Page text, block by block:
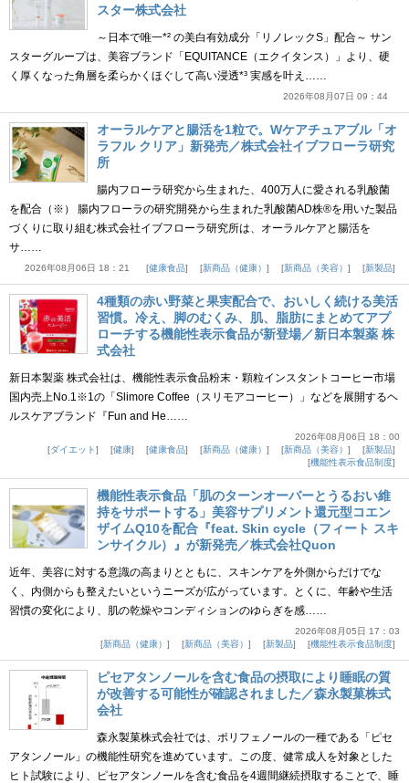
スター株式会社
～日本で唯一*² の美白有効成分「リノレックS」配合～ サン
スターグループは、美容ブランド「EQUITANCE（エクイタンス）」より、硬
く厚くなった角層を柔らかくほぐして高い浸透*³ 実感を叶え……
2026年08月07日 09：44
オーラルケアと腸活を1粒で。Wケアチュアブル「オ
ラフル クリア」新発売／株式会社イブフローラ研究
所
腸内フローラ研究から生まれた、400万人に愛される乳酸菌
を配合（※） 腸内フローラの研究開発から生まれた乳酸菌AD株®を用いた製品
づくりに取り組む株式会社イブフローラ研究所は、オーラルケアと腸活を
サ……
2026年08月06日 18：21 健康食品 新商品（健康） 新商品（美容） 新製品
4種類の赤い野菜と果実配合で、おいしく続ける美活
習慣。冷え、脚のむくみ、肌、脂肪にまとめてアプ
ローチする機能性表示食品が新登場／新日本製薬 株
式会社
新日本製薬 株式会社は、機能性表示食品粉末・顆粒インスタントコーヒー市場
国内売上No.1※1の「Slimore Coffee（スリモアコーヒー）」などを展開するヘ
ルスケアブランド『Fun and He……
2026年08月06日 18：00
ダイエット
健康 健康食品 新商品（健康） 新商品（美容）
新製品
機能性表示食品制度
機能性表示食品「肌のターンオーバーとうるおい維
持をサポートする」美容サプリメント還元型コエン
ザイムQ10を配合『feat. Skin cycle（フィート スキ
ンサイクル）』が新発売／株式会社Quon
近年、美容に対する意識の高まりとともに、スキンケアを外側からだけでな
く、内側からも整えたいというニーズが広がっています。とくに、年齢や生活
習慣の変化により、肌の乾燥やコンディションのゆらぎを感……
2026年08月05日 17：03
新商品（健康）
新商品（美容） 新製品 機能性表示食品制度
ピセアタンノールを含む食品の摂取により睡眠の質
が改善する可能性が確認されました／森永製菓株式
会社
森永製菓株式会社では、ポリフェノールの一種である「ピセ
アタンノール」の機能性研究を進めています。この度、健常成人を対象とした
ヒト試験により、ピセアタンノールを含む食品を4週間継続摂取することで、睡